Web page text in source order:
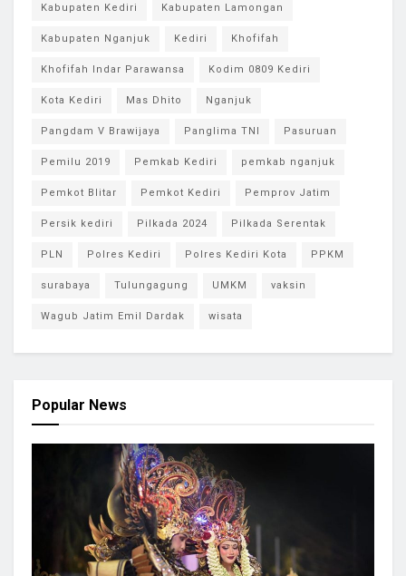
Kabupaten Kediri Kabupaten Lamongan
Kabupaten Nganjuk Kediri Khofifah
Khofifah Indar Parawansa Kodim 0809 Kediri
Kota Kediri Mas Dhito Nganjuk
Pangdam V Brawijaya Panglima TNI Pasuruan
Pemilu 2019 Pemkab Kediri pemkab nganjuk
Pemkot Blitar Pemkot Kediri Pemprov Jatim
Persik kediri Pilkada 2024 Pilkada Serentak
PLN Polres Kediri Polres Kediri Kota PPKM
surabaya Tulungagung UMKM vaksin
Wagub Jatim Emil Dardak wisata
Popular News